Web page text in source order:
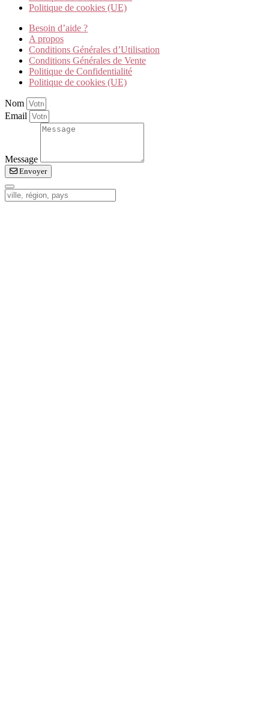
Politique de cookies (UE)
Besoin d’aide ?
A propos
Conditions Générales d’Utilisation
Conditions Générales de Vente
Politique de Confidentialité
Politique de cookies (UE)
Nom
Email
Message
Envoyer